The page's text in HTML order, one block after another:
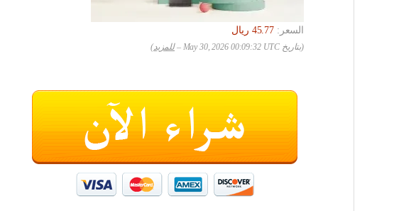
السعر:
‏45.77 ريال
(بتاريخ May 30, 2026 00:09:32 UTC – للمزيد)